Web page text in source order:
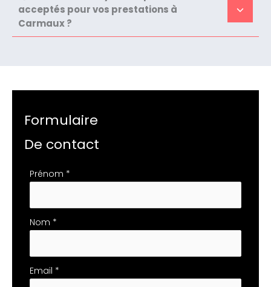
acceptés pour vos prestations à
Carmaux ?
Formulaire
De contact
Formulaire
avec
téléphone
Prénom *
Nom *
Email *